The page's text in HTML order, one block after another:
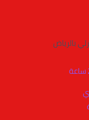
بالرياض